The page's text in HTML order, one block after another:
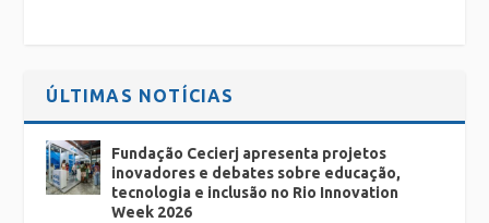
ÚLTIMAS NOTÍCIAS
Fundação Cecierj apresenta projetos
inovadores e debates sobre educação,
tecnologia e inclusão no Rio Innovation
Week 2026